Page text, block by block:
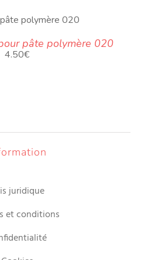
pâte polymère 020
4.50€
juridique
et conditions